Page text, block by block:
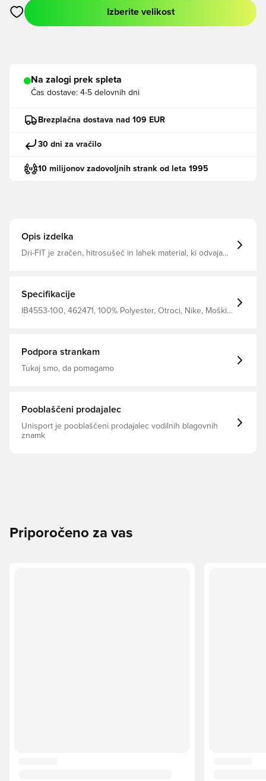
Odpre Modal za prijavo ali vpis kot član
Izberite velikost
Na zalogi prek spleta
Čas dostave: 4-5 delovnih dni
Brezplačna dostava nad 109 EUR
30 dni za vračilo
10 milijonov zadovoljnih strank od leta 1995
Opis izdelka
Dri-FIT je zračen, hitrosušeč in lahek material, ki odvaja
Specifikacije
IB4553-100, 462471, 100% Polyester, Otroci, Nike, Moški,
Podpora strankam
Tukaj smo, da pomagamo
Pooblaščeni prodajalec
Unisport je pooblaščeni prodajalec vodilnih blagovnih
znamk
Priporočeno za vas